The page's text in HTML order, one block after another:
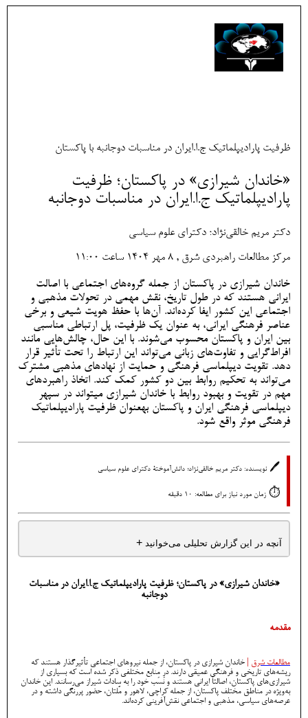
ظرفیت پارادیپلماتیک ج.ا.ایران در مناسبات دوجانبه با پاکستان
«خاندان شیرازی» در پاکستان؛ ظرفیت
پارادیپلماتیک ج.ا.ایران در مناسبات دوجانبه
دکتر مریم خالقی‌نژاد؛ دکترای علوم سیاسی
مرکز مطالعات راهبردی شرق , 8 مهر 1404 ساعت 11:00
خاندان شیرازی در پاکستان از جمله گروه‌های اجتماعی با اصالت
ایرانی هستند که در طول تاریخ، نقش مهمی در تحولات مذهبی و
اجتماعی این کشور ایفا کرده‌اند. آن‌ها با حفظ هویت شیعی و برخی
عناصر فرهنگی ایرانی، به عنوان یک ظرفیت، پل ارتباطی مناسبی
بین ایران و پاکستان محسوب می‌شوند. با این حال، چالش‌هایی مانند
افراط‌گرایی و تفاوت‌های زبانی می‌تواند این ارتباط را تحت تأثیر قرار
دهد. تقویت دیپلماسی فرهنگی و حمایت از نهادهای مذهبی مشترک
می‌تواند به تحکیم روابط بین دو کشور کمک کند. اتخاذ راهبردهای
مهم در تقویت و بهبود روابط با خاندان شیرازی میتواند در سپهر
دیپلماسی فرهنگی ایران و پاکستان بهعنوان ظرفیت پارادیپلماتیک
فرهنگی موثر واقع شود.
🖊️ نویسنده: دکتر مریم خالقی‌نژاد؛ دانش‌آموختۀ دکترای علوم سیاسی
⏱️ زمان مورد نیاز برای مطالعه: 10 دقیقه
آنچه در این گزارش تحلیلی می‌خوانید +
«خاندان شیرازی» در پاکستان؛ ظرفیت پارادیپلماتیک ج.ا.ایران در مناسبات
دوجانبه
مقدمه
مطالعات شرق
خاندان شیرازی در پاکستان، از جمله نیروهای اجتماعی تأثیرگذار هستند که
ریشه‌های تاریخی و فرهنگی عمیقی دارند. در منابع مختلفی ذکر شده است که بسیاری از
شیرازی‌های پاکستان، اصالتاً ایرانی هستند و نَسَب خود را به سادات شیراز می‌رسانند. این خاندان
به‌ویژه در مناطق مختلف پاکستان، از جمله کراچی، لاهور و مُلتان، حضور پررنگی داشته و در
عرصه‌های سیاسی، مذهبی و اجتماعی نقش‌آفرینی کرده‌اند.